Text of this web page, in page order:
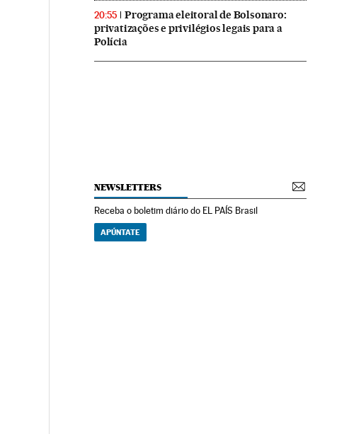
20:55
Programa eleitoral de Bolsonaro:
privatizações e privilégios legais para a
Polícia
NEWSLETTERS
Receba o boletim diário do EL PAÍS Brasil
APÚNTATE